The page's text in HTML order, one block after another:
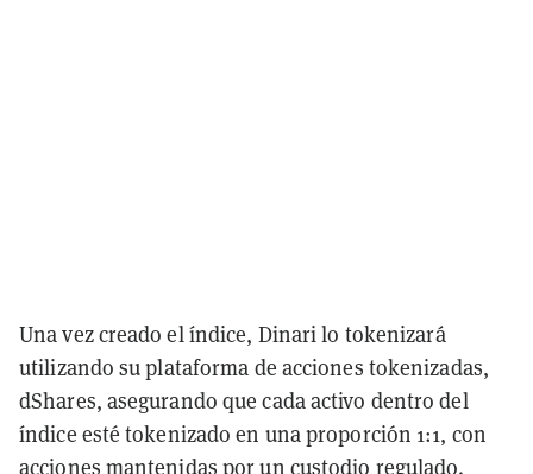
Una vez creado el índice, Dinari lo tokenizará
utilizando su plataforma de acciones tokenizadas,
dShares, asegurando que cada activo dentro del
índice esté tokenizado en una proporción 1:1, con
acciones mantenidas por un custodio regulado.